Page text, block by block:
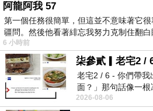
阿龍阿我 57
第一個任務很簡單，但這並不意味著它
疆問。然後他看著緋忘我努力克制住翻
6 小時前
柒參貳▎老宅2 /
老宅2 / 6 - 你們帶我
面？」那句話像一
死盯著照片裡的人。
2026-08-06